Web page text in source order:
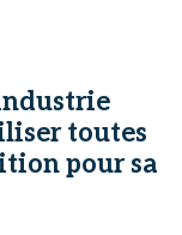
toutes
pour sa